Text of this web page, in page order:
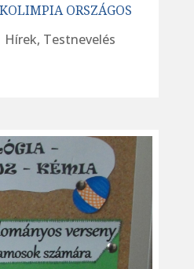
ORSZÁGOS
Hírek, Testnevelés